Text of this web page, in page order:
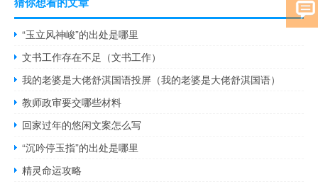
“玉立风神峻”的出处是哪里
文书工作存在不足（文书工作）
我的老婆是大佬舒淇国语投屏（我的老婆是大佬舒淇国语）
教师政审要交哪些材料
回家过年的悠闲文案怎么写
“沉吟停玉指”的出处是哪里
精灵命运攻略